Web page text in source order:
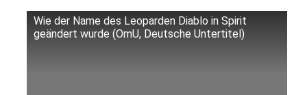
Wie der Name des Leoparden Diablo in Spirit
geändert wurde (OmU, Deutsche Untertitel)